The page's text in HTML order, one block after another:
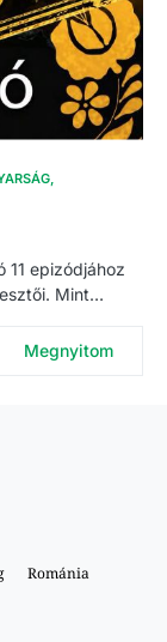
11 epizódjához
Mint…
Megnyitom
Románia